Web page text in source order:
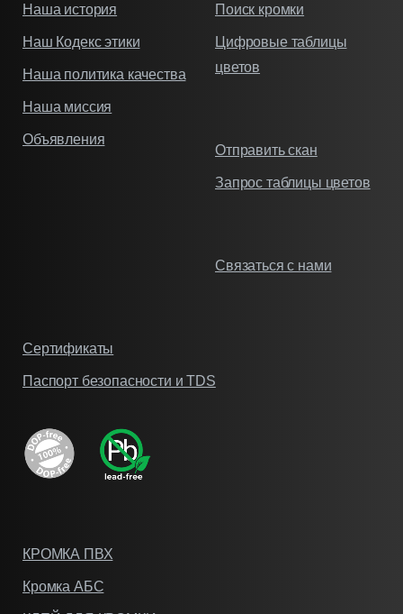
Наша история
Наш Кодекс этики
Наша политика качества
Наша миссия
Объявления
Поиск кромки
Цифровые таблицы
цветов
Отправить скан
Запрос таблицы цветов
Связаться с нами
Сертификаты
Паспорт безопасности и TDS
КРОМКА ПВХ
Кромка АБС